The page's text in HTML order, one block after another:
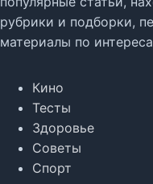
рубрики и подборки,
материалы по
Кино
Тесты
Здоровье
Советы
Спорт